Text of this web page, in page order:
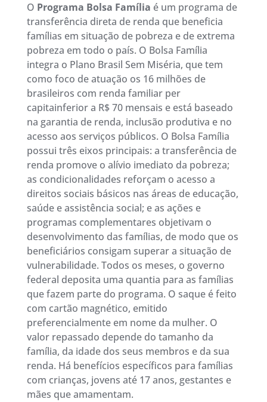
O Programa Bolsa Família é um programa de
transferência direta de renda que beneficia
famílias em situação de pobreza e de extrema
pobreza em todo o país. O Bolsa Família
integra o Plano Brasil Sem Miséria, que tem
como foco de atuação os 16 milhões de
brasileiros com renda familiar per
capitainferior a R$ 70 mensais e está baseado
na garantia de renda, inclusão produtiva e no
acesso aos serviços públicos. O Bolsa Família
possui três eixos principais: a transferência de
renda promove o alívio imediato da pobreza;
as condicionalidades reforçam o acesso a
direitos sociais básicos nas áreas de educação,
saúde e assistência social; e as ações e
programas complementares objetivam o
desenvolvimento das famílias, de modo que os
beneficiários consigam superar a situação de
vulnerabilidade. Todos os meses, o governo
federal deposita uma quantia para as famílias
que fazem parte do programa. O saque é feito
com cartão magnético, emitido
preferencialmente em nome da mulher. O
valor repassado depende do tamanho da
família, da idade dos seus membros e da sua
renda. Há benefícios específicos para famílias
com crianças, jovens até 17 anos, gestantes e
mães que amamentam.